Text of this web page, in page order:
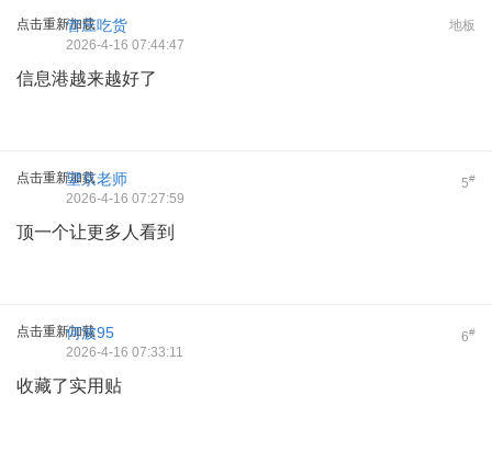
点击重新加载 地板
管庄吃货
2026-4-16 07:44:47
信息港越来越好了
点击重新加载 5#
望京老师
2026-4-16 07:27:59
顶一个让更多人看到
点击重新加载 6#
何波95
2026-4-16 07:33:11
收藏了实用贴